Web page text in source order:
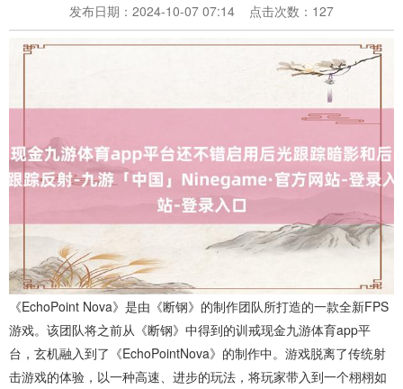
发布日期：2024-10-07 07:14 点击次数：127
《EchoPoint Nova》是由《断钢》的制作团队所打造的一款全新FPS
游戏。该团队将之前从《断钢》中得到的训戒现金九游体育app平
台，玄机融入到了《EchoPointNova》的制作中。游戏脱离了传统射
击游戏的体验，以一种高速、进步的玩法，将玩家带入到一个栩栩如